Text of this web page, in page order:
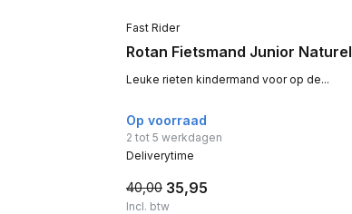
Fast Rider
Rotan Fietsmand Junior Naturel
Leuke rieten kindermand voor op de...
Op voorraad
2 tot 5 werkdagen
Deliverytime
40,00 35,95
Incl. btw